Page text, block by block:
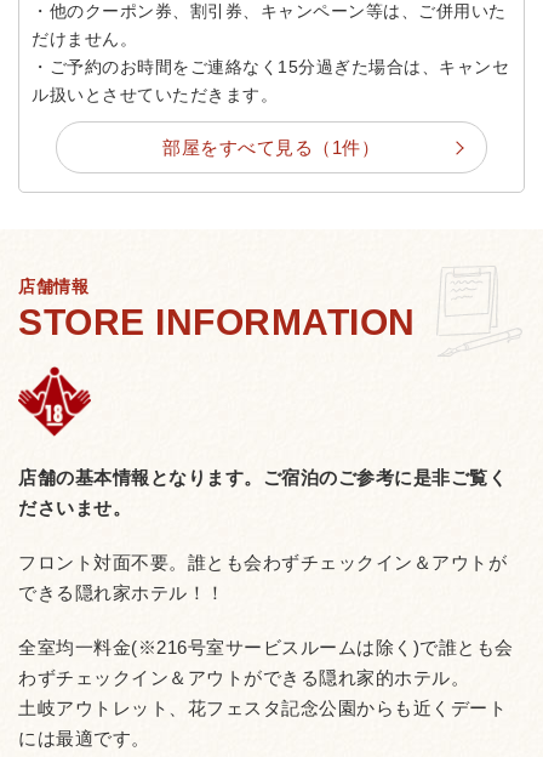
・他のクーポン券、割引券、キャンペーン等は、ご併用いた
だけません。
・ご予約のお時間をご連絡なく15分過ぎた場合は、キャンセ
ル扱いとさせていただきます。
部屋をすべて見る（1件）
店舗情報
店舗の基本情報となります。 ご宿泊のご参考に是非ご覧く
ださいませ。
フロント対面不要。誰とも会わずチェックイン＆アウトが
できる隠れ家ホテル！！
全室均一料金(※216号室サービスルームは除く)で誰とも会
わずチェックイン＆アウトができる隠れ家的ホテル。
土岐アウトレット、花フェスタ記念公園からも近くデート
には最適です。